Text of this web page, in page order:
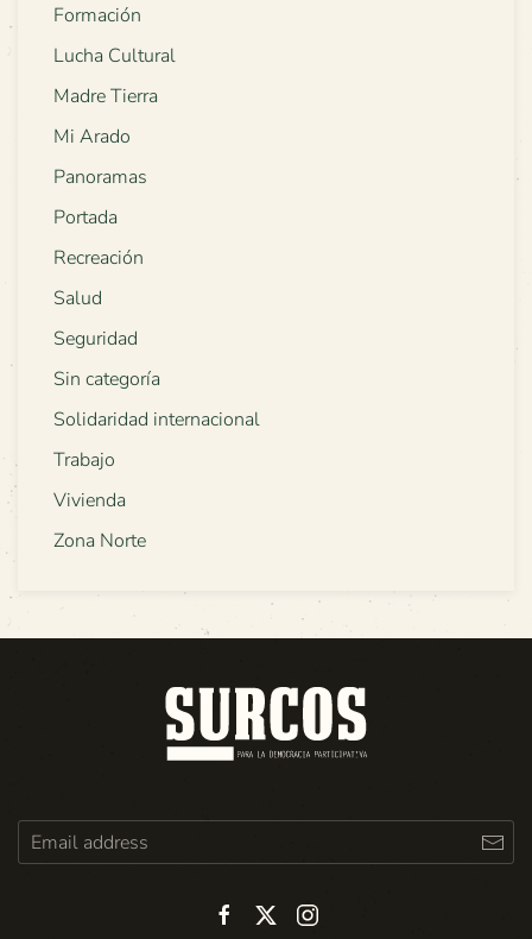
Formación
Lucha Cultural
Madre Tierra
Mi Arado
Panoramas
Portada
Recreación
Salud
Seguridad
Sin categoría
Solidaridad internacional
Trabajo
Vivienda
Zona Norte